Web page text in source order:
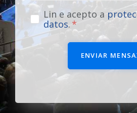
Lin e acepto a
datos.
ENVIAR